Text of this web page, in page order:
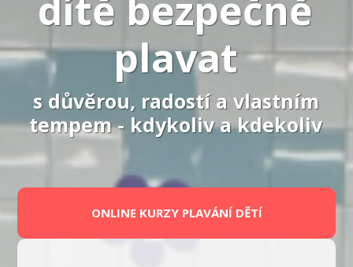
plavat
s důvěrou, radostí a vlastním
tempem - kdykoliv a kdekoliv
ONLINE KURZY PLAVÁNÍ DĚTÍ